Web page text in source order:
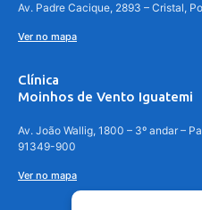
Av. Padre Cacique, 2893 – Cristal,
Ver no mapa
Clínica
Moinhos de Vento Iguatemi
Av. João Wallig, 1800 – 3º andar –
91349-900
Ver no mapa